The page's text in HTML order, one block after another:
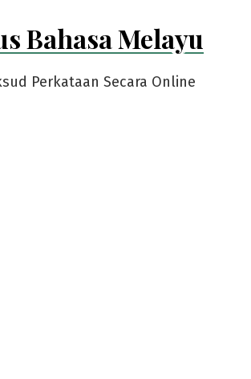
Bahasa Melayu
Perkataan Secara Online